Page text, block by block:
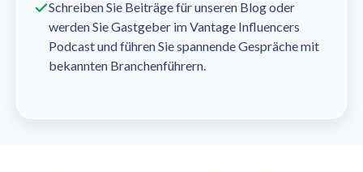
Schreiben Sie Beiträge für unseren Blog oder
werden Sie Gastgeber im Vantage Influencers
Podcast und führen Sie spannende Gespräche mit
bekannten Branchenführern.